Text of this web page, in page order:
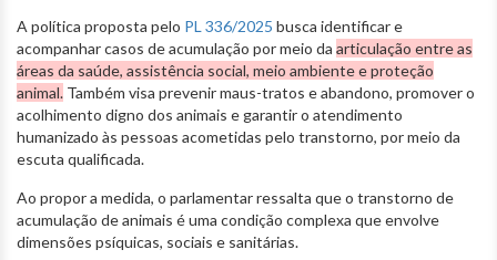
A política proposta pelo PL 336/2025 busca identificar e
acompanhar casos de acumulação por meio da articulação entre as
áreas da saúde, assistência social, meio ambiente e proteção
animal. Também visa prevenir maus-tratos e abandono, promover o
acolhimento digno dos animais e garantir o atendimento
humanizado às pessoas acometidas pelo transtorno, por meio da
escuta qualificada.
Ao propor a medida, o parlamentar ressalta que o transtorno de
acumulação de animais é uma condição complexa que envolve
dimensões psíquicas, sociais e sanitárias.